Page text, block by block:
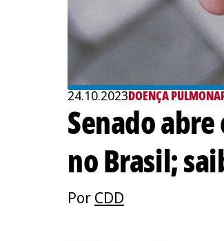
24.10.2023DOENÇA
Senado
no Brasil;
Por CDD